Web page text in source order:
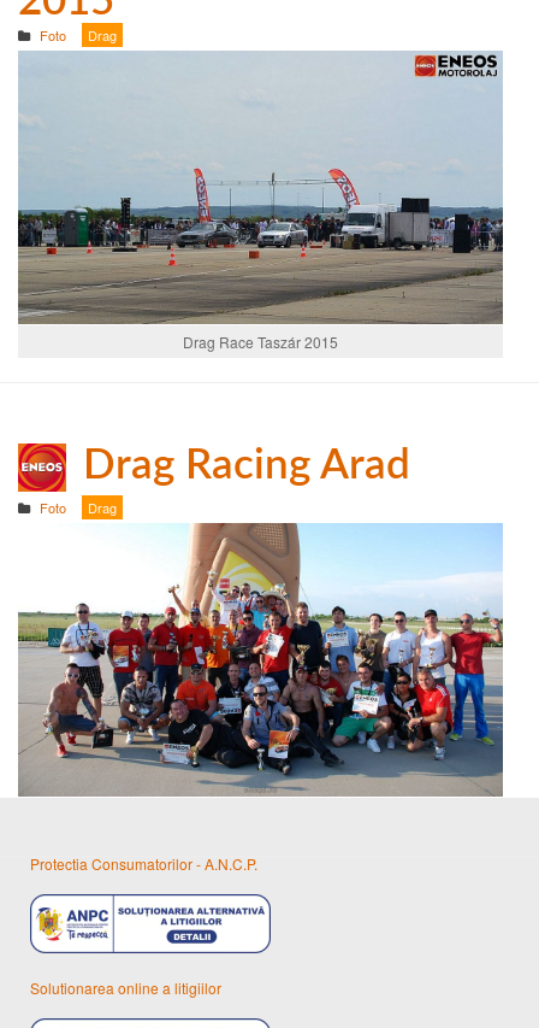
Foto Drag
Drag Race Taszár 2015
Drag Racing Arad
Foto Drag
Protectia Consumatorilor - A.N.C.P.
Solutionarea online a litigiilor